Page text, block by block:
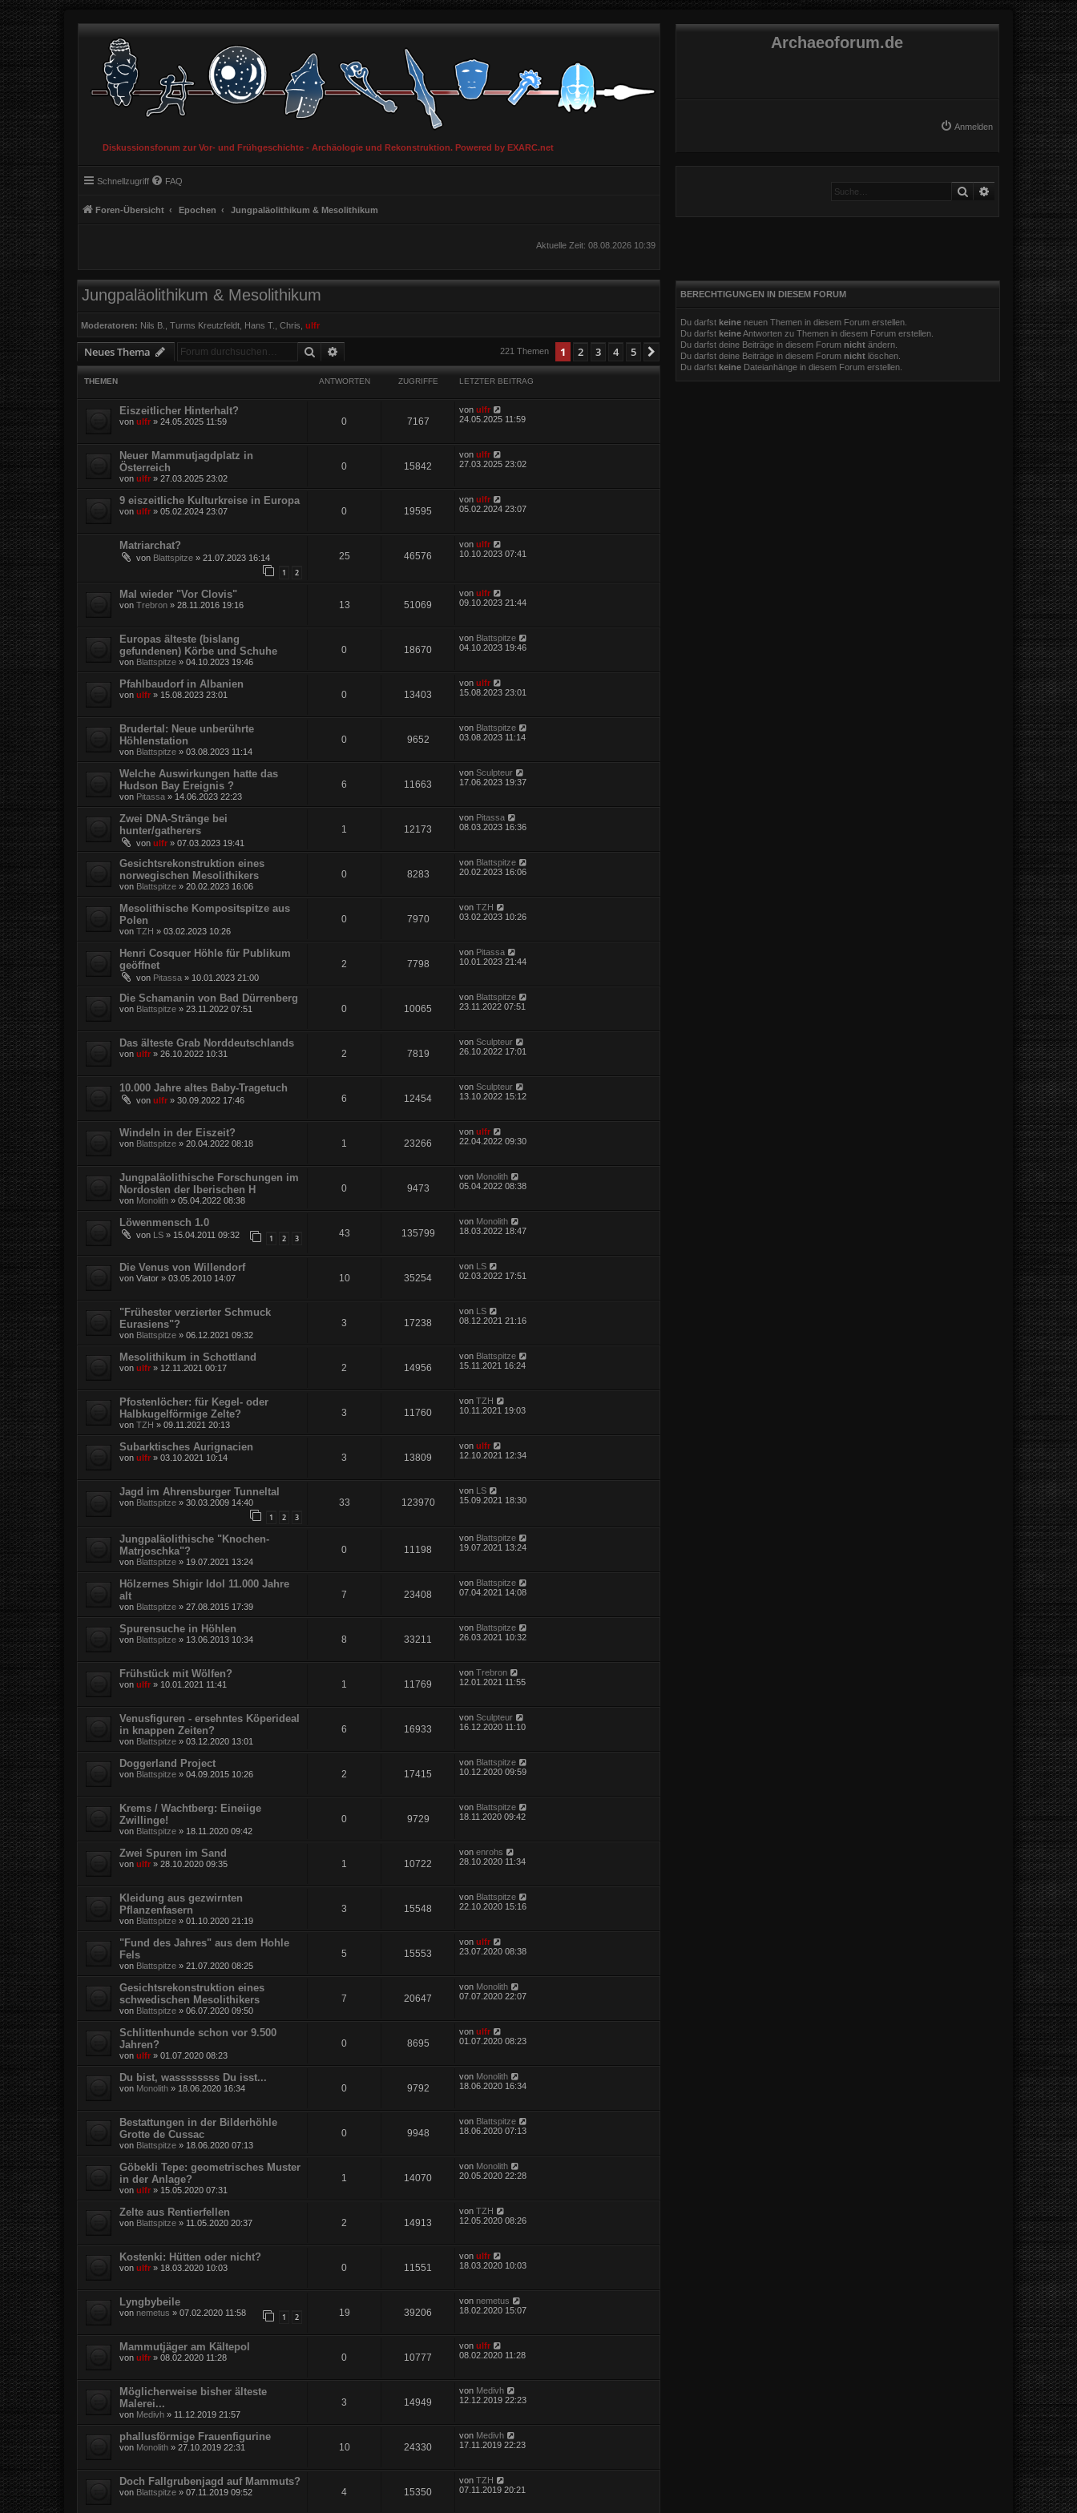
Diskussionsforum zur Vor- und Frühgeschichte - Archäologie und Rekonstruktion. Powered by EXARC.net
Archaeoforum.de
Anmelden
Schnellzugriff FAQ
Foren-Übersicht Epochen Jungpaläolithikum & Mesolithikum
Suche Erweiterte Suche
Aktuelle Zeit: 08.08.2026 10:39
Jungpaläolithikum & Mesolithikum
Moderatoren: Nils B. ,Turms Kreutzfeldt Hans T. ,Chris ,ulfr
Neues Thema Suche 221 Themen 1 2 3 4 5 Nächste
THEMEN ANTWORTEN ZUGRIFFE LETZTER BEITRAG
Eiszeitlicher Hinterhalt?
von ulfr » 24.05.2025 11:59 0 7167
vonulfr
24.05.2025 11:59
Neuer Mammutjagdplatz in
Österreich
von ulfr » 27.03.2025 23:02
0 15842
vonulfr
27.03.2025 23:02
9 eiszeitliche Kulturkreise in Europa
von ulfr » 05.02.2024 23:07 0 19595
vonulfr
05.02.2024 23:07
Matriarchat?
von Blattspitze » 21.07.2023 16:14
1 2
25 46576
vonulfr
10.10.2023 07:41
Mal wieder "Vor Clovis"
von Trebron » 28.11.2016 19:16 13 51069
vonulfr
09.10.2023 21:44
Europas älteste (bislang
gefundenen) Körbe und Schuhe
von Blattspitze » 04.10.2023 19:46
0 18670
von Blattspitze
04.10.2023 19:46
Pfahlbaudorf in Albanien
von ulfr » 15.08.2023 23:01 0 13403
vonulfr
15.08.2023 23:01
Brudertal: Neue unberührte
Höhlenstation
von Blattspitze » 03.08.2023 11:14
0 9652
von Blattspitze
03.08.2023 11:14
Welche Auswirkungen hatte das
Hudson Bay Ereignis ?
von Pitassa » 14.06.2023 22:23
6 11663
vonSculpteur
17.06.2023 19:37
Zwei DNA-Stränge bei
hunter/gatherers
von ulfr » 07.03.2023 19:41
1 12173
von Pitassa
08.03.2023 16:36
Gesichtsrekonstruktion eines
norwegischen Mesolithikers
von Blattspitze » 20.02.2023 16:06
0 8283
von Blattspitze
20.02.2023 16:06
Mesolithische Kompositspitze aus
Polen
von TZH » 03.02.2023 10:26
0 7970
vonTZH
03.02.2023 10:26
Henri Cosquer Höhle für Publikum
geöffnet
von Pitassa » 10.01.2023 21:00
2 7798
von Pitassa
10.01.2023 21:44
Die Schamanin von Bad Dürrenberg
von Blattspitze » 23.11.2022 07:51 0 10065
von Blattspitze
23.11.2022 07:51
Das älteste Grab Norddeutschlands
von ulfr » 26.10.2022 10:31 2 7819
vonSculpteur
26.10.2022 17:01
10.000 Jahre altes Baby-Tragetuch
von ulfr » 30.09.2022 17:46 6 12454
vonSculpteur
13.10.2022 15:12
Windeln in der Eiszeit?
von Blattspitze » 20.04.2022 08:18 1 23266
vonulfr
22.04.2022 09:30
Jungpaläolithische Forschungen im
Nordosten der Iberischen H
von Monolith » 05.04.2022 08:38
0 9473
von Monolith
05.04.2022 08:38
Löwenmensch 1.0
von LS » 15.04.2011 09:32 1 2 3 43 135799
von Monolith
18.03.2022 18:47
Die Venus von Willendorf
von Viator » 03.05.2010 14:07 10 35254
von LS
02.03.2022 17:51
"Frühester verzierter Schmuck
Eurasiens"?
von Blattspitze » 06.12.2021 09:32
3 17238
von LS
08.12.2021 21:16
Mesolithikum in Schottland
von ulfr » 12.11.2021 00:17 2 14956
von Blattspitze
15.11.2021 16:24
Pfostenlöcher: für Kegel- oder
Halbkugelförmige Zelte?
von TZH » 09.11.2021 20:13
3 11760
vonTZH
10.11.2021 19:03
Subarktisches Aurignacien
von ulfr » 03.10.2021 10:14 3 13809
vonulfr
12.10.2021 12:34
Jagd im Ahrensburger Tunneltal
von Blattspitze » 30.03.2009 14:40
1 2 3
33 123970
von LS
15.09.2021 18:30
Jungpaläolithische "Knochen-
Matrjoschka"?
von Blattspitze » 19.07.2021 13:24
0 11198
von Blattspitze
19.07.2021 13:24
Hölzernes Shigir Idol 11.000 Jahre
alt
von Blattspitze » 27.08.2015 17:39
7 23408
von Blattspitze
07.04.2021 14:08
Spurensuche in Höhlen
von Blattspitze » 13.06.2013 10:34 8 33211
von Blattspitze
26.03.2021 10:32
Frühstück mit Wölfen?
von ulfr » 10.01.2021 11:41 1 11769
vonTrebron
12.01.2021 11:55
Venusfiguren - ersehntes Köperideal
in knappen Zeiten?
von Blattspitze » 03.12.2020 13:01
6 16933
vonSculpteur
16.12.2020 11:10
Doggerland Project
von Blattspitze » 04.09.2015 10:26 2 17415
von Blattspitze
10.12.2020 09:59
Krems / Wachtberg: Eineiige
Zwillinge!
von Blattspitze » 18.11.2020 09:42
0 9729
von Blattspitze
18.11.2020 09:42
Zwei Spuren im Sand
von ulfr » 28.10.2020 09:35 1 10722
vonenrohs
28.10.2020 11:34
Kleidung aus gezwirnten
Pflanzenfasern
von Blattspitze » 01.10.2020 21:19
3 15548
von Blattspitze
22.10.2020 15:16
"Fund des Jahres" aus dem Hohle
Fels
von Blattspitze » 21.07.2020 08:25
5 15553
vonulfr
23.07.2020 08:38
Gesichtsrekonstruktion eines
schwedischen Mesolithikers
von Blattspitze » 06.07.2020 09:50
7 20647
von Monolith
07.07.2020 22:07
Schlittenhunde schon vor 9.500
Jahren?
von ulfr » 01.07.2020 08:23
0 8695
vonulfr
01.07.2020 08:23
Du bist, wassssssss Du isst...
von Monolith » 18.06.2020 16:34 0 9792
von Monolith
18.06.2020 16:34
Bestattungen in der Bilderhöhle
Grotte de Cussac
von Blattspitze » 18.06.2020 07:13
0 9948
von Blattspitze
18.06.2020 07:13
Göbekli Tepe: geometrisches Muster
in der Anlage?
von ulfr » 15.05.2020 07:31
1 14070
von Monolith
20.05.2020 22:28
Zelte aus Rentierfellen
von Blattspitze » 11.05.2020 20:37 2 14913
vonTZH
12.05.2020 08:26
Kostenki: Hütten oder nicht?
von ulfr » 18.03.2020 10:03 0 11551
vonulfr
18.03.2020 10:03
Lyngbybeile
von nemetus » 07.02.2020 11:58 1 2 19 39206
vonnemetus
18.02.2020 15:07
Mammutjäger am Kältepol
von ulfr » 08.02.2020 11:28 0 10777
vonulfr
08.02.2020 11:28
Möglicherweise bisher älteste
Malerei...
von Medivh » 11.12.2019 21:57
3 14949
von Medivh
12.12.2019 22:23
phallusförmige Frauenfigurine
von Monolith » 27.10.2019 22:31 10 24330
von Medivh
17.11.2019 22:23
Doch Fallgrubenjagd auf Mammuts?
von Blattspitze » 07.11.2019 09:52 4 15350
vonTZH
07.11.2019 20:21
BERECHTIGUNGEN IN DIESEM FORUM
Du darfst keineneuen Themen in diesem Forum erstellen.
Du darfst keineAntworten zu Themen in diesem Forum erstellen.
Du darfst deine Beiträge in diesem Forum nichtändern.
Du darfst deine Beiträge in diesem Forum nichtlöschen.
Du darfst keineDateianhänge in diesem Forum erstellen.